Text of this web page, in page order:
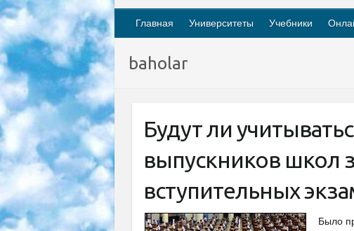
Главная Университеты Учебники
baholar
Будут ли
выпускников школ
вступительных
Было